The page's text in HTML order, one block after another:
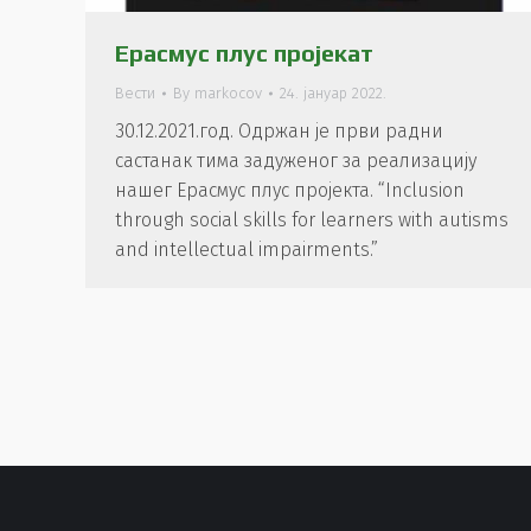
Ерасмус плус пројекат
Вести By markocov 24. јануар 2022.
30.12.2021.год. Одржан је први радни
састанак тима задуженог за реализацију
нашег Ерасмус плус пројекта. “Inclusion
through social skills for learners with autisms
and intellectual impairments.”